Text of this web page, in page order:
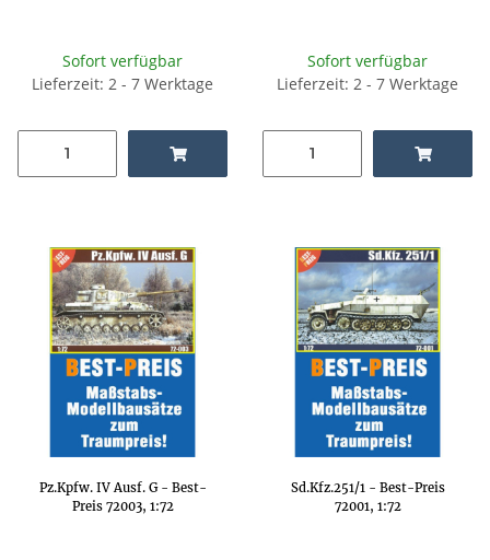
Sofort verfügbar
Lieferzeit: 2 - 7 Werktage
Sofort verfügbar
Lieferzeit: 2 - 7 Werktage
Pz.Kpfw. IV Ausf. G - Best-
Preis 72003, 1:72
Sd.Kfz.251/1 - Best-Preis
72001, 1:72